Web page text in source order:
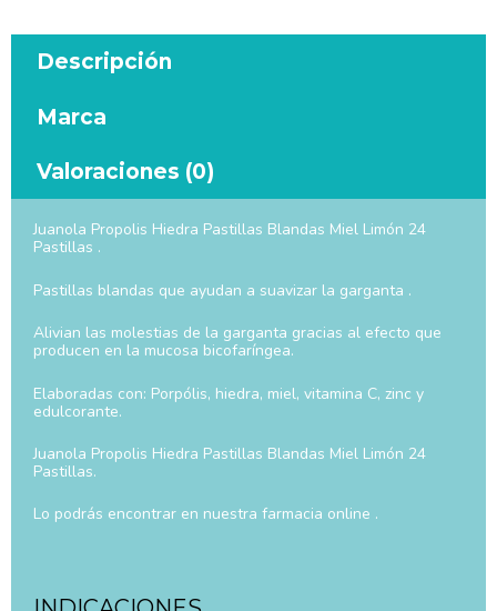
Descripción
Marca
Valoraciones (0)
Juanola Propolis Hiedra Pastillas Blandas Miel Limón 24
Pastillas .
Pastillas blandas que ayudan a suavizar la garganta .
Alivian las molestias de la garganta gracias al efecto que
producen en la mucosa bicofaríngea.
Elaboradas con: Porpólis, hiedra, miel, vitamina C, zinc y
edulcorante.
Juanola Propolis Hiedra Pastillas Blandas Miel Limón 24
Pastillas.
Lo podrás encontrar en nuestra farmacia online .